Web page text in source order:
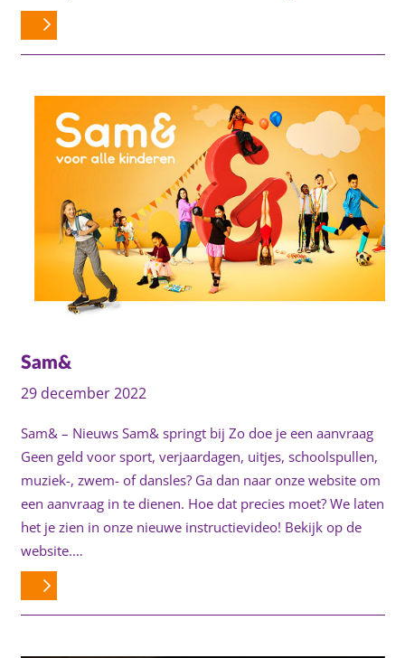
Sam&
29 december 2022
Sam& – Nieuws Sam& springt bij Zo doe je een aanvraag
Geen geld voor sport, verjaardagen, uitjes, schoolspullen,
muziek-, zwem- of dansles? Ga dan naar onze website om
een aanvraag in te dienen. Hoe dat precies moet? We laten
het je zien in onze nieuwe instructievideo! Bekijk op de
website.…